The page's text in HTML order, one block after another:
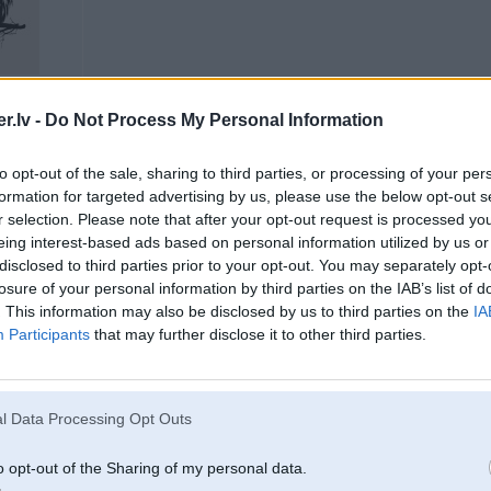
- Do Not Process My Personal Information
opt-out of the sale, sharing to third parties, or processing of your
for targeted advertising by us, please use the below opt-out
selection. Please note that after your opt-out request is processed
interest-based ads based on personal information utilized by us
to third parties prior to your opt-out. You may separately
of your personal information by third parties on the IAB’s list of
This information may also be disclosed by us to third parties on the
Participants that may further disclose it to other third parties.
Data Processing Opt Outs
opt-out of the Sharing of my personal data.
02. May 2012, 22:49
02 May 2012, 21:38:38 subaru rakstīja:
nopērc staķikā pudeli pa 3.50 Ls un zieķē stiklus 2 gadus ... tur nekāds
tikai piebilde- ikdienā braucot... tā pudele~ 2iem mēnešiem pietiek... jo visi